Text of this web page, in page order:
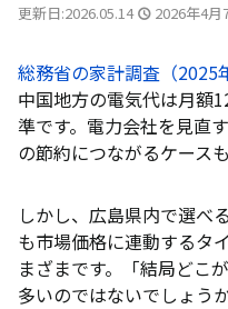
更新日:2026.05.14 2026年4月
総務省の家計調査（2025
中国地方の電気代は月額
準です。電力会社を見直
の節約につながるケース
しかし、広島県内で選べ
も市場価格に連動するタ
まざまです。「結局どこ
多いのではないでしょうか